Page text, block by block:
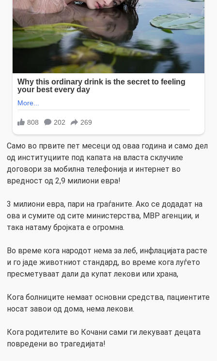
Само во првите пет месеци од оваа година и само дел
од институциите под капата на власта склучиле
договори за мобилна телефонија и интернет во
вредност од 2,9 милиони евра!
3 милиони евра, пари на граѓаните. Ако се додадат на
ова и сумите од сите министерства, МВР агенции, и
така натаму бројката е огромна.
Во време кога народот нема за леб, инфлацијата расте
и го јаде животниот стандард, во време кога луѓето
пресметуваат дали да купат лекови или храна,
Кога болниците немаат основни средства, пациентите
носат завои од дома, нема лекови.
Кога родителите во Кочани сами ги лекуваат децата
повредени во трагедијата!